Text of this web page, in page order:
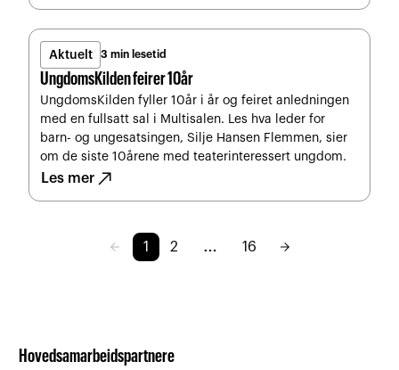
Aktuelt 3 min lesetid
UngdomsKilden feirer 10år
UngdomsKilden fyller 10år i år og feiret anledningen
med en fullsatt sal i Multisalen. Les hva leder for
barn- og ungesatsingen, Silje Hansen Flemmen, sier
om de siste 10årene med teaterinteressert ungdom.
Les mer north_east
arrow_back 1 2 … 16 arrow_forward
Hovedsamarbeidspartnere